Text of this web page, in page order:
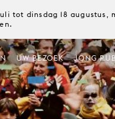
dinsdag 18
UW BEZOEK JONG